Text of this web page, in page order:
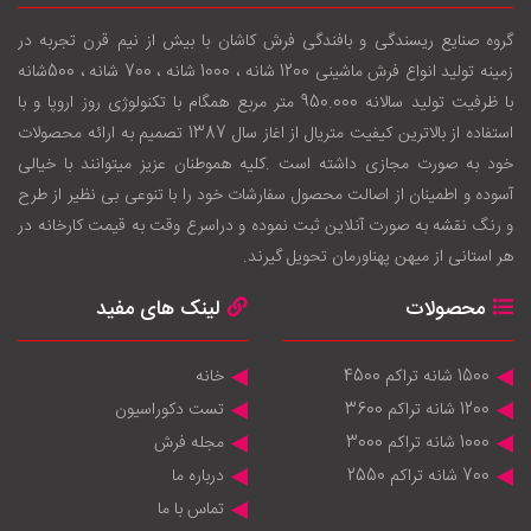
گروه صنایع ریسندگی و بافندگی فرش کاشان با بيش از نيم قرن تجربه در
زمينه توليد انواع فرش ماشینی 1200 شانه ، 1000 شانه ، 700 شانه ، 500شانه
با ظرفيت توليد سالانه 950.000 متر مربع همگام با تکنولوژی روز اروپا و با
استفاده از بالاترين کيفيت متريال از اغاز سال 1387 تصميم به ارائه محصولات
خود به صورت مجازی داشته است .کليه هموطنان عزيز ميتوانند با خيالی
آسوده و اطمينان از اصالت محصول سفارشات خود را با تنوعی بی نظير از طرح
و رنگ نقشه به صورت آنلاين ثبت نموده و دراسرع وقت به قيمت کارخانه در
هر استانی از ميهن پهناورمان تحويل گيرند.
محصولات
1500 شانه تراکم 4500
1200 شانه تراکم 3600
1000 شانه تراکم 3000
700 شانه تراکم 2550
لینک های مفید
خانه
تست دکوراسیون
مجله فرش
درباره ما
تماس با ما